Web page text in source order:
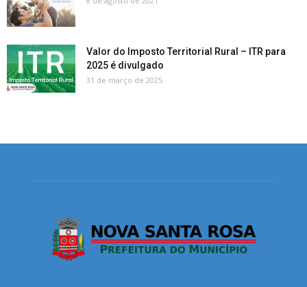
Valor do Imposto Territorial Rural – ITR para
2025 é divulgado
31 de março de 2025